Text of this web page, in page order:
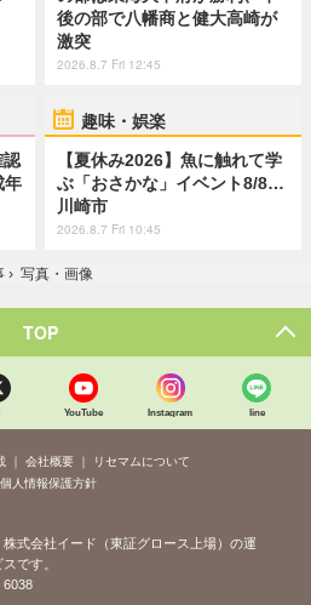
後の部で八幡商と健大高崎が
激突
2026.8.7 Fri 12:45
認
年
趣味・娯楽
【夏休み2026】魚に触れて学
ぶ「おさかな」イベント8/8…
川崎市
2026.8.7 Fri 10:45
› 写真・画像
TOP
YouTube Instagram line
会社概要
リセマムについて
個人情報保護方針
株式会社イード（東証グロース上場）の運
です。
6038